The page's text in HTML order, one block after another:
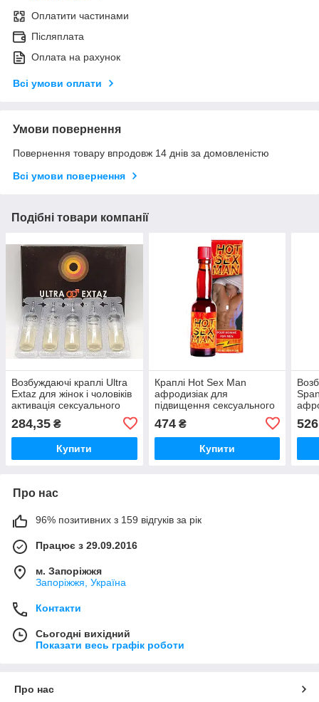
Оплатити частинами
Післяплата
Оплата на рахунок
Всі умови оплати
Умови повернення
Повернення товару впродовж 14 днів за домовленістю
Всі умови повернення
Подібні товари компанії
Возбуждаючі краплі Ultra
Extaz для жінок і чоловіків
активація сексуального
влечення 5 ампул по 500
мг
284,35 ₴
Купити
Краплі Hot Sex Man
афродизіак для
підвищення сексуального
влечення і чутливості 20
мл
474₴
Купити
Про нас
96% позитивних з 159 відгуків за рік
Працює з 29.09.2016
м. Запоріжжя
Запоріжжя, Україна
Контакти
Сьогодні вихідний
Показати весь графік роботи
Про нас